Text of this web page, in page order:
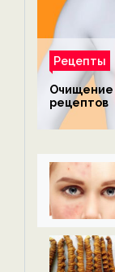
Рецепты
Очищение
рецептов